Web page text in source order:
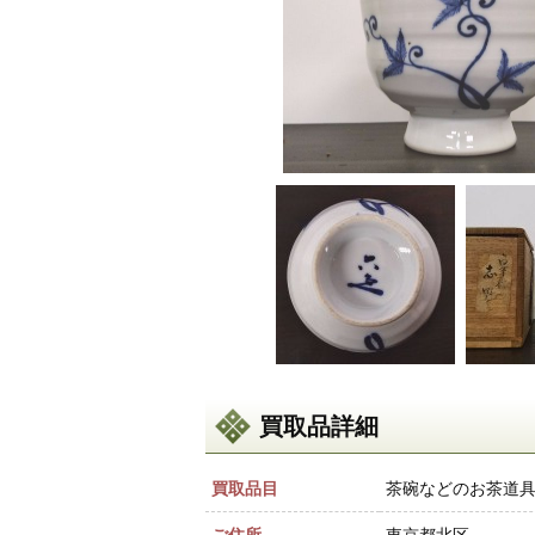
買取品詳細
買取品目 茶碗などのお茶道具